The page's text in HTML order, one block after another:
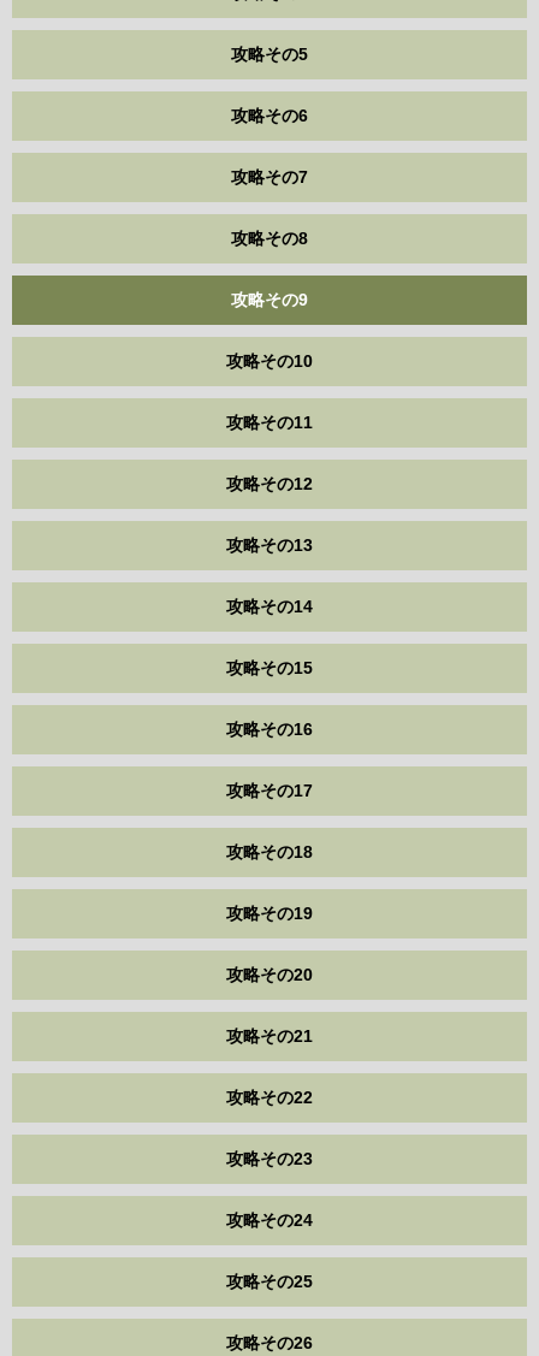
攻略その5
攻略その6
攻略その7
攻略その8
攻略その9
攻略その10
攻略その11
攻略その12
攻略その13
攻略その14
攻略その15
攻略その16
攻略その17
攻略その18
攻略その19
攻略その20
攻略その21
攻略その22
攻略その23
攻略その24
攻略その25
攻略その26